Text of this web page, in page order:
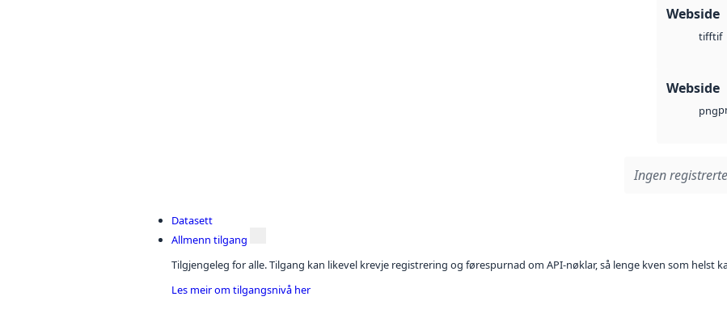
Webside
tifftif
Webside
png
Ingen
Datasett
Allmenn tilgang
Tilgjengeleg for alle. Tilgang kan likevel krevje registrering og førespurnad om API-nøklar, så lenge kven som helst
Les meir om tilgangsnivå her